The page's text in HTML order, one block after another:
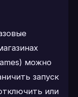
можно
запуск
или